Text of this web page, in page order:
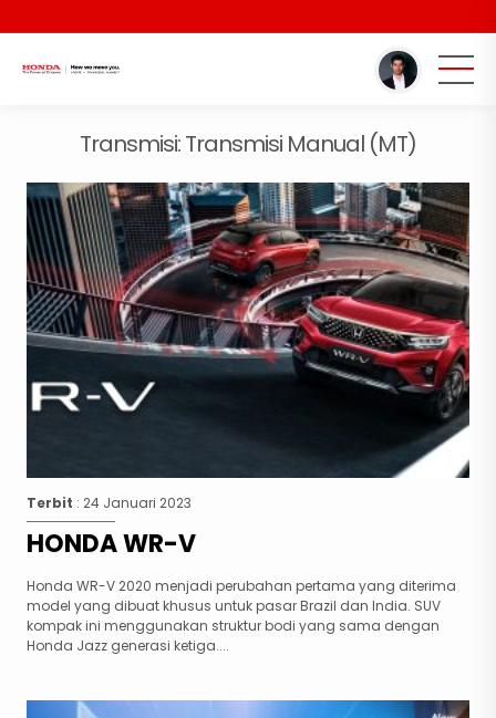
Transmisi:Transmisi Manual (MT)
Terbit : 24 Januari 2023
HONDA WR-V
Honda WR-V 2020 menjadi perubahan pertama yang diterima
model yang dibuat khusus untuk pasar Brazil dan India. SUV
kompak ini menggunakan struktur bodi yang sama dengan
Honda Jazz generasi ketiga....